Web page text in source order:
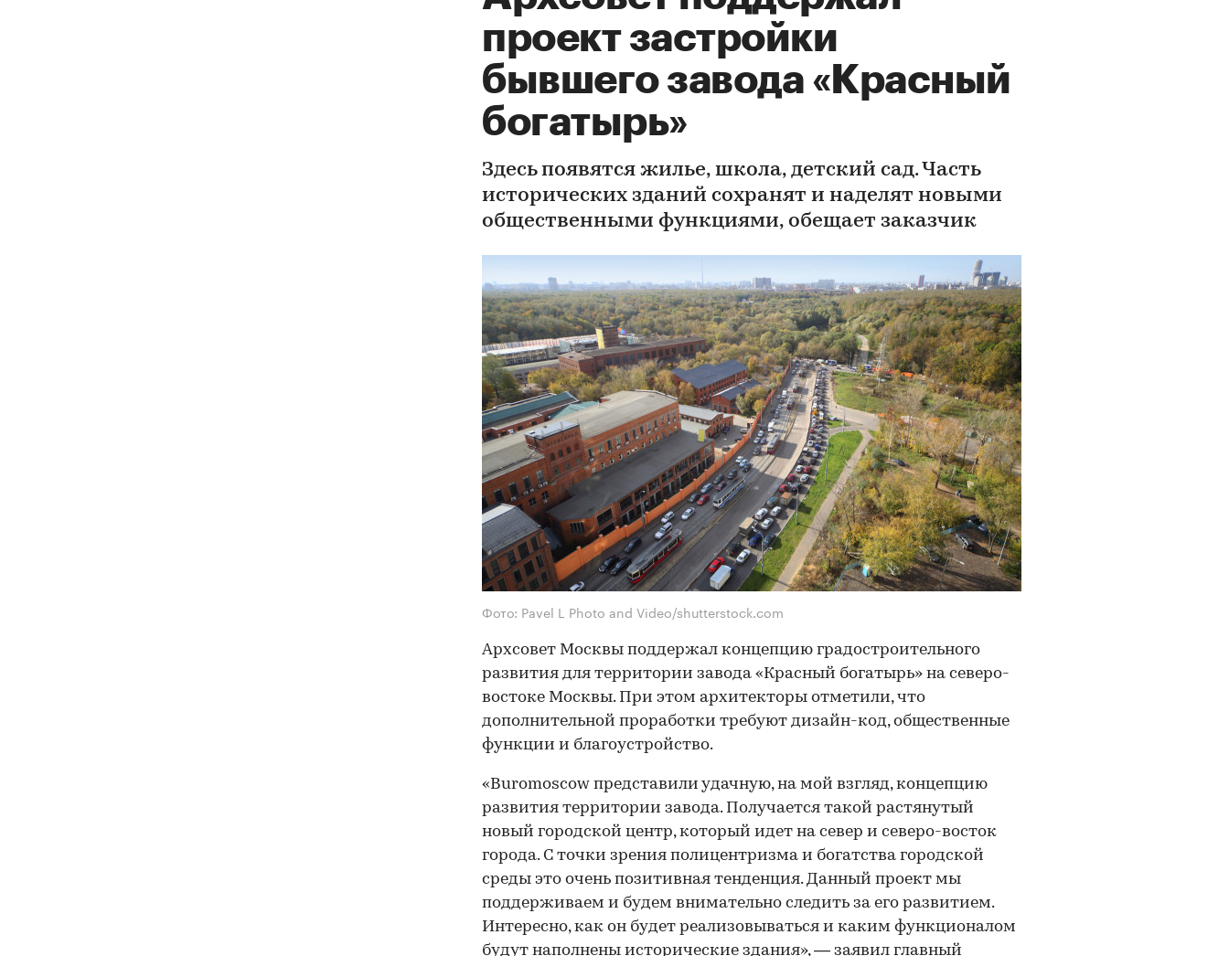
проект застройки
бывшего завода «Красный
богатырь»
Здесь появятся жилье, школа, детский сад. Часть
исторических зданий сохранят и наделят новыми
общественными функциями, обещает заказчик
Фото: Pavel L Photo and Video/shutterstock.com
Архсовет Москвы поддержал концепцию градостроительного
развития для территории завода «Красный богатырь» на северо-
востоке Москвы. При этом архитекторы отметили, что
дополнительной проработки требуют дизайн-код, общественные
функции и благоустройство.
«Buromoscow представили удачную, на мой взгляд, концепцию
развития территории завода. Получается такой растянутый
новый городской центр, который идет на север и северо-восток
города. С точки зрения полицентризма и богатства городской
среды это очень позитивная тенденция. Данный проект мы
поддерживаем и будем внимательно следить за его развитием.
Интересно, как он будет реализовываться и каким функционалом
будут наполнены исторические здания», — заявил главный